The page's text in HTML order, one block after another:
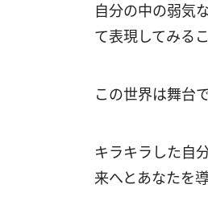
自分の中の弱気
て表現してみる
この世界は舞台
キラキラした自
来へとあなたを